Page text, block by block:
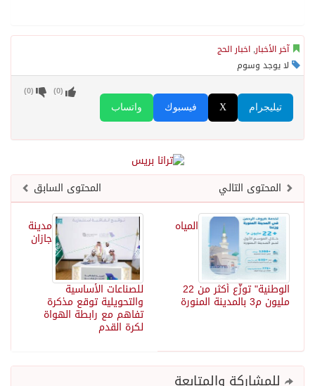
آخر الأخبار, اخبار الحج
لا يوجد وسوم
واتساب فيسبوك X تيليجرام
(
0
) (
0
)
المحتوى السابق
المحتوى التالي
مدينة
جازان
للصناعات الأساسية
والتحويلية توقع مذكرة
تفاهم مع رابطة الهواة
لكرة القدم
المياه
الوطنية" توزّع أكثر من 22
مليون م3 بالمدينة المنورة